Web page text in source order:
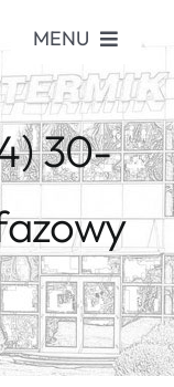
MENU
Nas
dostawy
30-